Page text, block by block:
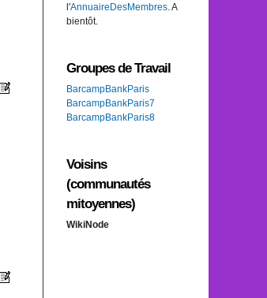
l'AnnuaireDesMembres . A
bientôt.
Groupes de Travail
BarcampBankParis
BarcampBankParis7
BarcampBankParis8
Voisins
(communautés
mitoyennes)
WikiNode